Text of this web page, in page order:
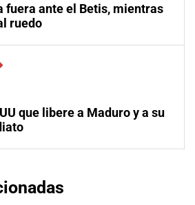
fuera ante el Betis, mientras
ruedo
que libere a Maduro y a su